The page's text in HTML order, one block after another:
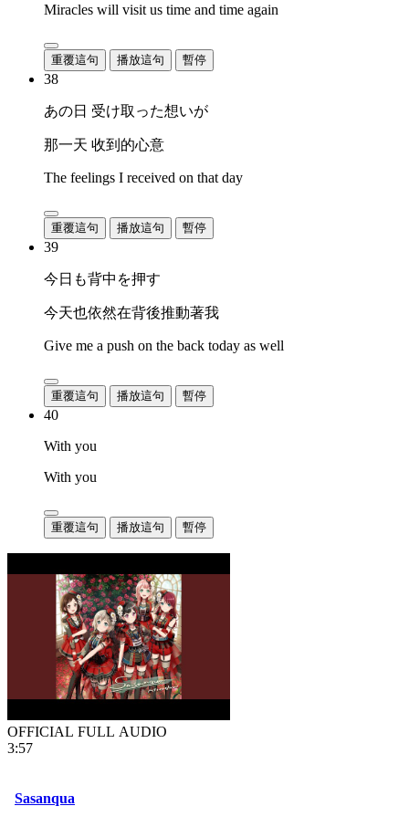
Miracles will visit us time and time again
重覆這句 播放這句 暫停
38
あの日 受け取った想いが
那一天 收到的心意
The feelings I received on that day
重覆這句 播放這句 暫停
39
今日も背中を押す
今天也依然在背後推動著我
Give me a push on the back today as well
重覆這句 播放這句 暫停
40
With you
With you
重覆這句 播放這句 暫停
OFFICIAL FULL AUDIO
3:57
Sasanqua